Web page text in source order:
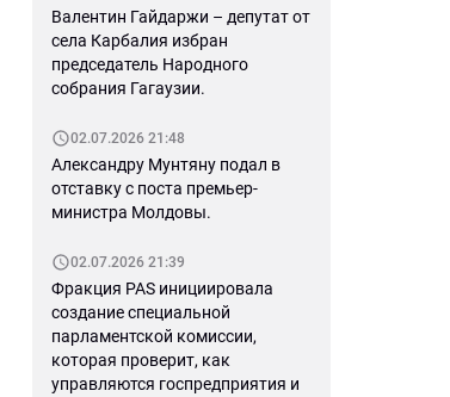
Валентин Гайдаржи – депутат от
села Карбалия избран
председатель Народного
собрания Гагаузии.
02.07.2026 21:48
Александру Мунтяну подал в
отставку с поста премьер-
министра Молдовы.
02.07.2026 21:39
Фракция PAS инициировала
создание специальной
парламентской комиссии,
которая проверит, как
управляются госпредприятия и